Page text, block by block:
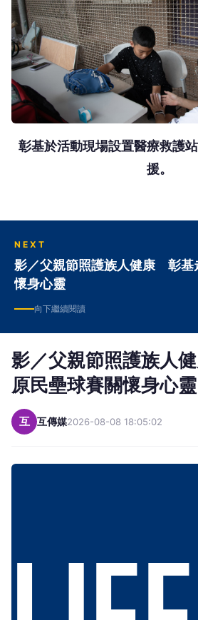
彰基於活動現場設置醫療救護
援。
NEXT
影／父親節照護族人健康 彰基
懷身心靈
向下繼續閱讀
影／父親節照護族人
原民壘球賽關懷身心靈
互 互傳媒2026-08-08 18:05:02